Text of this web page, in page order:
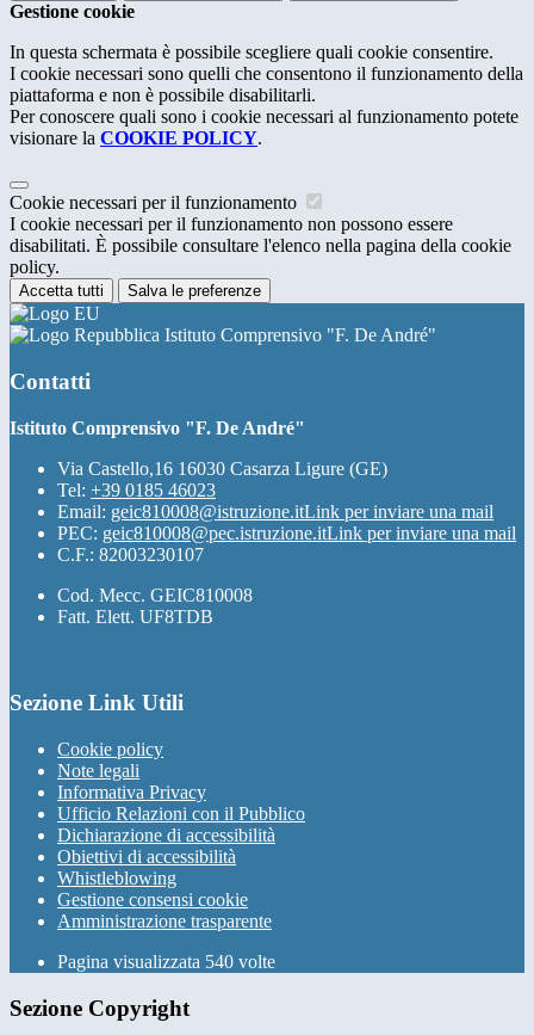
Gestione cookie
In questa schermata è possibile scegliere quali cookie consentire.
I cookie necessari sono quelli che consentono il funzionamento della
piattaforma e non è possibile disabilitarli.
Per conoscere quali sono i cookie necessari al funzionamento potete
visionare la COOKIE POLICY.
Cookie necessari per il funzionamento
I cookie necessari per il funzionamento non possono essere
disabilitati. È possibile consultare l'elenco nella pagina della cookie
policy.
Accetta tutti Salva le preferenze
Istituto Comprensivo "F. De André"
Contatti
Istituto Comprensivo "F. De André"
Via Castello,16 16030 Casarza Ligure (GE)
Tel: +39 0185 46023
Email: geic810008@istruzione.itLink per inviare una mail
PEC: geic810008@pec.istruzione.itLink per inviare una mail
C.F.: 82003230107
Cod. Mecc. GEIC810008
Fatt. Elett. UF8TDB
Sezione Link Utili
Cookie policy
Note legali
Informativa Privacy
Ufficio Relazioni con il Pubblico
Dichiarazione di accessibilità
Obiettivi di accessibilità
Whistleblowing
Gestione consensi cookie
Amministrazione trasparente
Pagina visualizzata 540 volte
Sezione Copyright